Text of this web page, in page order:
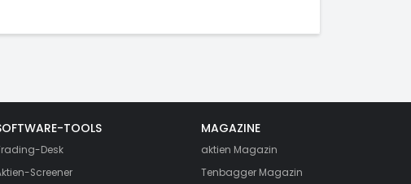
TOOLS
Desk
Screener
MAGAZINE
aktien Magazin
Tenbagger Magazin